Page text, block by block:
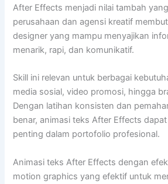
After Effects menjadi nilai tambah
perusahaan dan agensi kreatif
designer yang mampu menyajikan
menarik, rapi, dan komunikatif.
Skill ini relevan untuk berbagai
media sosial, video promosi, hingga
Dengan latihan konsisten dan
benar, animasi teks After Effects
penting dalam portofolio profesional.
Animasi teks After Effects dengan
motion graphics yang efektif untuk